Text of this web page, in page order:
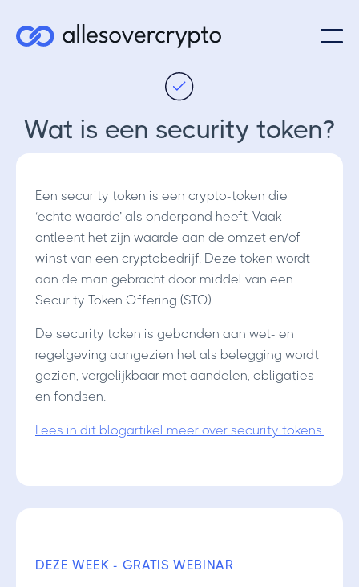
Wat is een security token?
Een security token is een crypto-token die
‘echte waarde’ als onderpand heeft. Vaak
ontleent het zijn waarde aan de omzet en/of
winst van een cryptobedrijf. Deze token wordt
aan de man gebracht door middel van een
Security Token Offering (STO).
De security token is gebonden aan wet- en
regelgeving aangezien het als belegging wordt
gezien, vergelijkbaar met aandelen, obligaties
en fondsen.
Lees in dit blogartikel meer over security tokens.
DEZE WEEK - GRATIS WEBINAR